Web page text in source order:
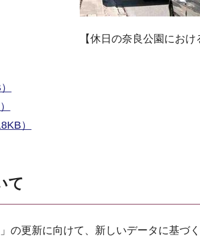
【休日の奈良公園におけ
）
て
の更新に向けて、新しいデータに基づ